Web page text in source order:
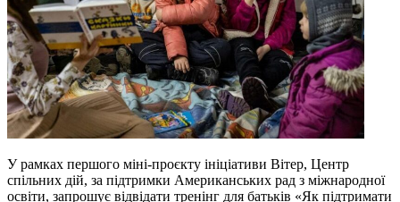
У рамках першого міні-проєкту ініціативи Вітер, Центр
спільних дій, за підтримки Американських рад з міжнародної
освіти, запрошує відвідати тренінг для батьків «Як підтримати